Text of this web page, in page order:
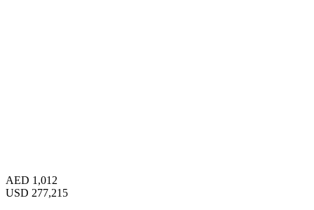
AED 1,012
USD 277,215